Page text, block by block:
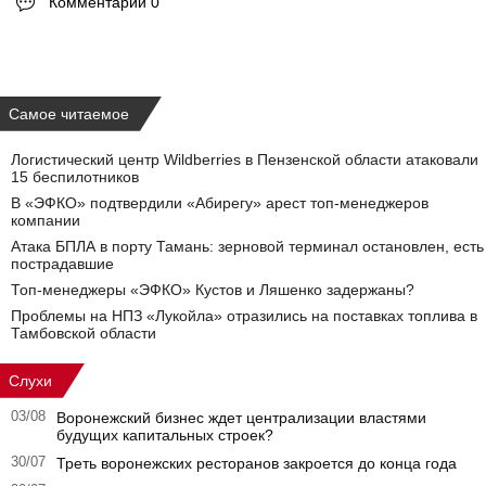
Самое читаемое
Логистический центр Wildberries в Пензенской области атаковали
15 беспилотников
В «ЭФКО» подтвердили «Абирегу» арест топ-менеджеров
компании
Атака БПЛА в порту Тамань: зерновой терминал остановлен, есть
пострадавшие
Топ-менеджеры «ЭФКО» Кустов и Ляшенко задержаны?
Проблемы на НПЗ «Лукойла» отразились на поставках топлива в
Тамбовской области
Слухи
03/08
Воронежский бизнес ждет централизации властями
будущих капитальных строек?
30/07 Треть воронежских ресторанов закроется до конца года